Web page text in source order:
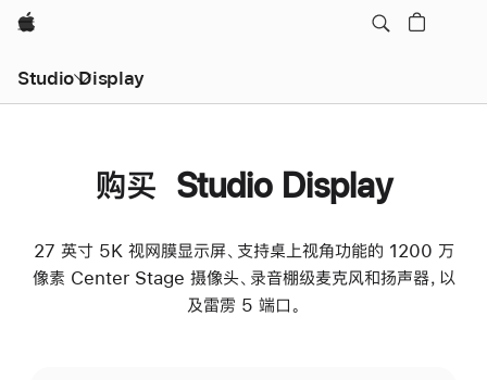
Apple
Studio Display
购买 Studio Display
27 英寸 5K 视网膜显示屏、支持桌上视角功能的 1200 万
像素 Center Stage 摄像头、录音棚级麦克风和扬声器，以
及雷雳 5 端口。